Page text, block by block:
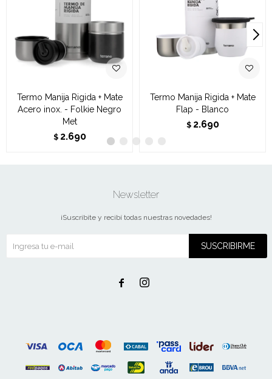
Termo Manija Rigida + Mate
Acero inox. - Folkie Negro
Met
$ 2.690
Termo Manija Rigida + Mate
Flap - Blanco
$ 2.690
Newsletter
¡Suscribite y recibí todas nuestras novedades!
SUSCRIBIRME
 